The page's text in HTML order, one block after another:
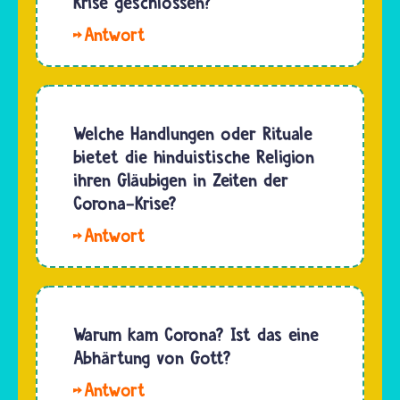
erteilt
der Papst
diesen
nur
einmal
nach
seiner…
März
mussten
wegen
der
Corona-
Deutschland
alle
Veranstaltungen
Kirchen,
Moscheen,
…
Welche Handlungen oder Rituale
bietet die hinduistische Religion
ihren Gläubigen in Zeiten der
Corona-Krise?
manche
der
Corona-
Warum kam Corona? Ist das eine
Abhärtung von Gott?